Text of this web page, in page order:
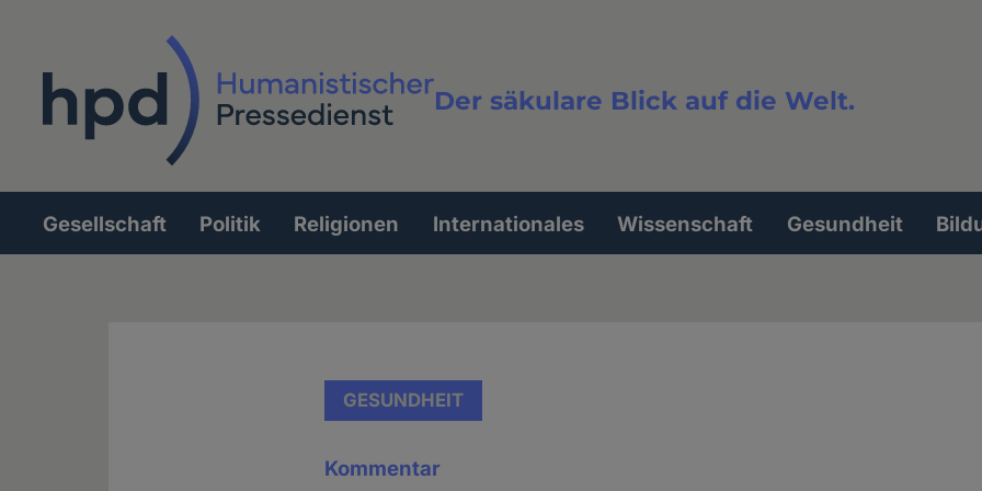
Der säkulare Blick auf die Welt.
Volltextsuche
Hauptnavigation
Gesellschaft Politik Religionen Internationales Wissenschaft Gesundheit
GESUNDHEIT
Kommentar